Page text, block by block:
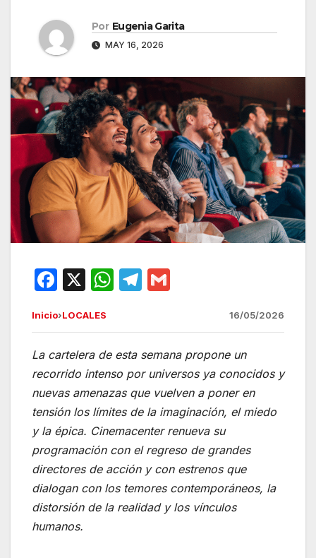
Por Eugenia Garita
MAY 16, 2026
F
c
e
b
o
o
k
X
W
at
s
A
p
p
T
e
gr
a
m
ail
Inicio›LOCALES 16/05/2026
La cartelera de esta semana propone un
recorrido intenso por universos ya conocidos y
nuevas amenazas que vuelven a poner en
tensión los límites de la imaginación, el miedo
y la épica. Cinemacenter renueva su
programación con el regreso de grandes
directores de acción y con estrenos que
dialogan con los temores contemporáneos, la
distorsión de la realidad y los vínculos
humanos.